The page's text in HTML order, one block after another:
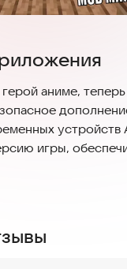
аниме,
игры,
без риска
for MCPE Bedrock